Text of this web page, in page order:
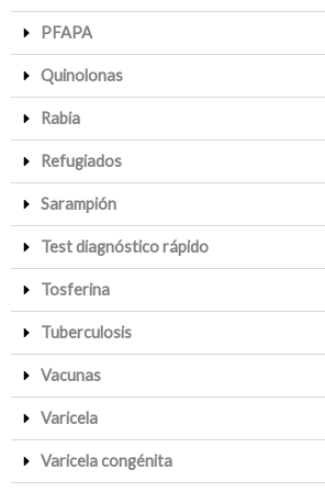
PFAPA
Quinolonas
Rabia
Refugiados
Sarampión
Test diagnóstico rápido
Tosferina
Tuberculosis
Vacunas
Varicela
Varicela congénita